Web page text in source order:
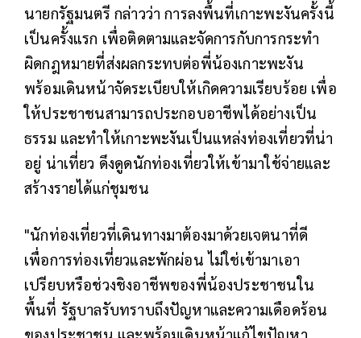
นายกรัฐมนตรี กล่าวว่า การลงพื้นที่เกาะพะงันครั้งนี้
เป็นครั้งแรก เพื่อติดตามและจัดการกับการกระทำ
ผิดกฎหมายที่ส่งผลกระทบต่อพี่น้องเกาะพะงัน
พร้อมเดินหน้าจัดระเบียบให้เกิดความเรียบร้อย เพื่อ
ให้ประชาชนสามารถประกอบอาชีพได้อย่างเป็น
ธรรม และทำให้เกาะพะงันเป็นแหล่งท่องเที่ยวที่น่า
อยู่ น่าเที่ยว ดึงดูดนักท่องเที่ยวให้เข้ามาใช้จ่ายและ
สร้างรายได้แก่ชุมชน
"นักท่องเที่ยวที่เดินทางมาต้องมาด้วยเจตนาที่ดี
เพื่อการท่องเที่ยวและพักผ่อน ไม่ใช่เข้ามาเอา
เปรียบหรือช่วงชิงอาชีพของพี่น้องประชาชนใน
พื้นที่ รัฐบาลรับทราบถึงปัญหาและความเดือดร้อน
ของประชาชน และพร้อมเดินหน้าแก้ไขปัญหา